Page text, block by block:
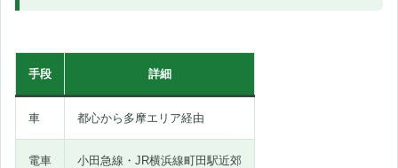
手段 詳細
車 都心から多摩エリア経由
電車 小田急線・JR横浜線町田駅近郊